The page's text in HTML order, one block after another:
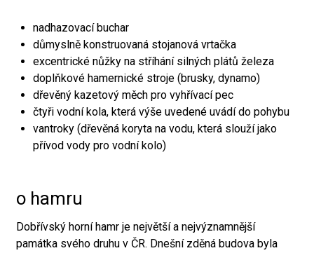
nadhazovací buchar
důmyslně konstruovaná stojanová vrtačka
excentrické nůžky na stříhání silných plátů železa
doplňkové hamernické stroje (brusky, dynamo)
dřevěný kazetový měch pro vyhřívací pec
čtyři vodní kola, která výše uvedené uvádí do pohybu
vantroky (dřevěná koryta na vodu, která slouží jako
přívod vody pro vodní kolo)
o hamru
Dobřívský horní hamr je největší a nejvýznamnější
památka svého druhu v ČR. Dnešní zděná budova byla